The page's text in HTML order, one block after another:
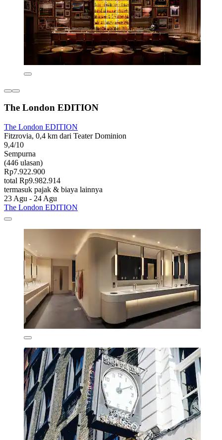
The London EDITION
The London EDITION
Fitzrovia, 0,4 km dari Teater Dominion
9,4/10
Sempurna
(446 ulasan)
Rp7.922.900
total Rp9.982.914
termasuk pajak & biaya lainnya
23 Agu - 24 Agu
The London EDITION